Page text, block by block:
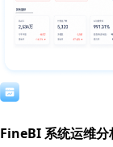
FineBI 系统运维分